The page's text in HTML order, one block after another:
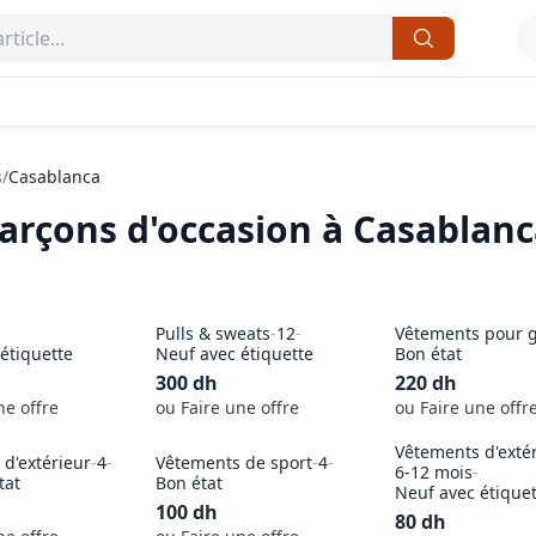
/Casablanca
d'occasion à
offre
Pulls & sweats-12-
Neuf avec étiquette
300dh
ou Faire une offre
Vêtements pour
Bon état
220dh
ou Faire une
d'extérieur-4-
Vêtements de sport-4-
Bon état
100dh
Vêtements
6-12 mois-
Neuf avec
80dh